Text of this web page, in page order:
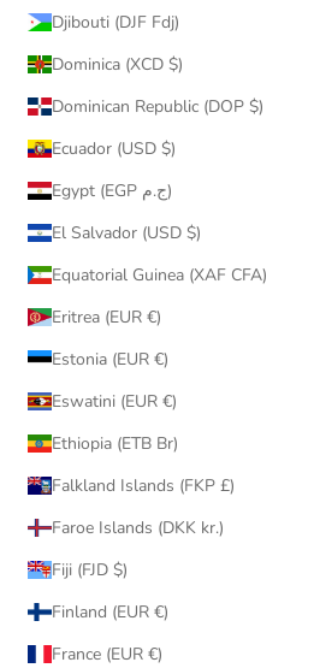
Djibouti (DJF Fdj)
Dominica (XCD $)
Dominican Republic (DOP $)
Ecuador (USD $)
Egypt (EGP ج.م)
El Salvador (USD $)
Equatorial Guinea (XAF CFA)
Eritrea (EUR €)
Estonia (EUR €)
Eswatini (EUR €)
Ethiopia (ETB Br)
Falkland Islands (FKP £)
Faroe Islands (DKK kr.)
Fiji (FJD $)
Finland (EUR €)
France (EUR €)